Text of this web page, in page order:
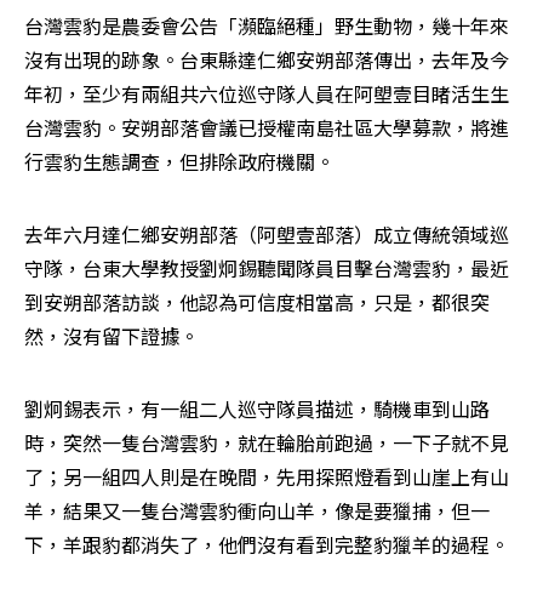
台灣雲豹是農委會公告「瀕臨絕種」野生動物，幾十年來
沒有出現的跡象。台東縣達仁鄉安朔部落傳出，去年及今
年初，至少有兩組共六位巡守隊人員在阿塱壹目睹活生生
台灣雲豹。安朔部落會議已授權南島社區大學募款，將進
行雲豹生態調查，但排除政府機關。
去年六月達仁鄉安朔部落（阿塱壹部落）成立傳統領域巡
守隊，台東大學教授劉炯錫聽聞隊員目擊台灣雲豹，最近
到安朔部落訪談，他認為可信度相當高，只是，都很突
然，沒有留下證據。
劉炯錫表示，有一組二人巡守隊員描述，騎機車到山路
時，突然一隻台灣雲豹，就在輪胎前跑過，一下子就不見
了；另一組四人則是在晚間，先用探照燈看到山崖上有山
羊，結果又一隻台灣雲豹衝向山羊，像是要獵捕，但一
下，羊跟豹都消失了，他們沒有看到完整豹獵羊的過程。